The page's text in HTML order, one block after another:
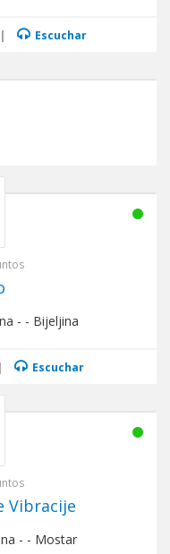
| Escuchar
- - Bijeljina
| Escuchar
Vibracije
- - Mostar